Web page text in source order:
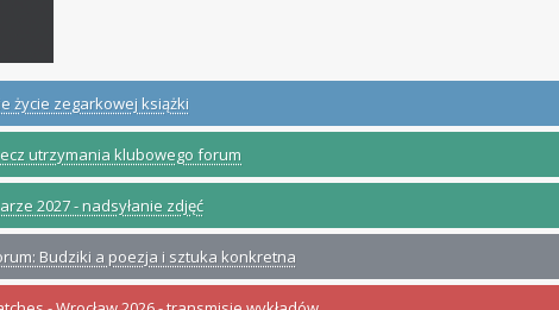
życie zegarkowej książki
utrzymania klubowego forum
2027 - nadsyłanie zdjęć
Budziki a poezja i sztuka konkretna